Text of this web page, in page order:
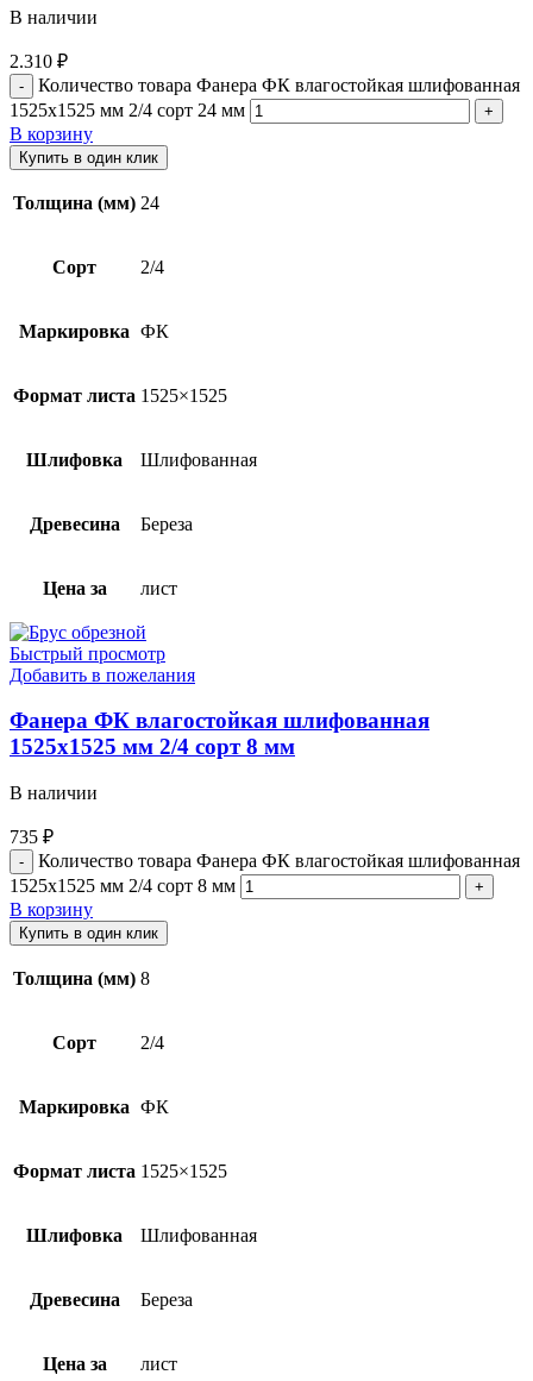
В наличии
2.310 ₽
Количество товара Фанера ФК влагостойкая шлифованная
1525х1525 мм 2/4 сорт 24 мм
В корзину
Купить в один клик
Толщина (мм) 24
Сорт 2/4
Маркировка ФК
Формат листа 1525×1525
Шлифовка Шлифованная
Древесина Береза
Цена за лист
Быстрый просмотр
Добавить в пожелания
Фанера ФК влагостойкая шлифованная
1525х1525 мм 2/4 сорт 8 мм
В наличии
735 ₽
Количество товара Фанера ФК влагостойкая шлифованная
1525х1525 мм 2/4 сорт 8 мм
В корзину
Купить в один клик
Толщина (мм) 8
Сорт 2/4
Маркировка ФК
Формат листа 1525×1525
Шлифовка Шлифованная
Древесина Береза
Цена за лист